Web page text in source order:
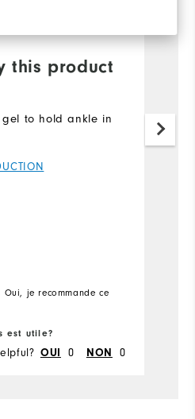
this product
gel to hold ankle in
Oui, je recommande ce
est utile?
OUI 0 NON 0